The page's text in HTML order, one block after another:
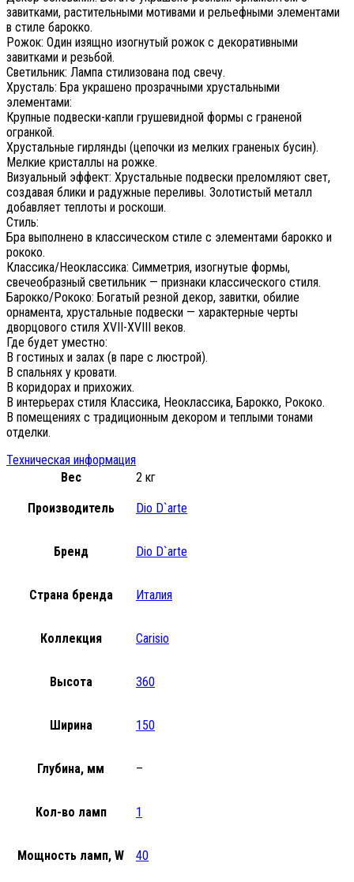
завитками, растительными мотивами и рельефными элементами
в стиле барокко.
Рожок: Один изящно изогнутый рожок с декоративными
завитками и резьбой.
Светильник: Лампа стилизована под свечу.
Хрусталь: Бра украшено прозрачными хрустальными
элементами:
Крупные подвески-капли грушевидной формы с граненой
огранкой.
Хрустальные гирлянды (цепочки из мелких граненых бусин).
Мелкие кристаллы на рожке.
Визуальный эффект: Хрустальные подвески преломляют свет,
создавая блики и радужные переливы. Золотистый металл
добавляет теплоты и роскоши.
Стиль:
Бра выполнено в классическом стиле с элементами барокко и
рококо.
Классика/Неоклассика: Симметрия, изогнутые формы,
свечеобразный светильник — признаки классического стиля.
Барокко/Рококо: Богатый резной декор, завитки, обилие
орнамента, хрустальные подвески — характерные черты
дворцового стиля XVII-XVIII веков.
Где будет уместно:
В гостиных и залах (в паре с люстрой).
В спальнях у кровати.
В коридорах и прихожих.
В интерьерах стиля Классика, Неоклассика, Барокко, Рококо.
В помещениях с традиционным декором и теплыми тонами
отделки.
Техническая информация
Вес
2 кг
Производитель Dio D`arte
Бренд Dio D`arte
Страна бренда Италия
Коллекция Carisio
Высота 360
Ширина 150
Глубина, мм –
Кол-во ламп 1
Мощность ламп, W 40